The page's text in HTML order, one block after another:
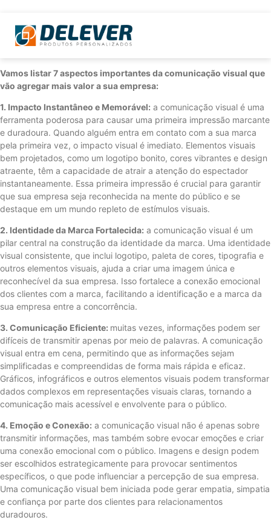
Vamos listar 7 aspectos importantes da comunicação visual que
vão agregar mais valor a sua empresa:
1. Impacto Instantâneo e Memorável: a comunicação visual é uma
ferramenta poderosa para causar uma primeira impressão marcante
e duradoura. Quando alguém entra em contato com a sua marca
pela primeira vez, o impacto visual é imediato. Elementos visuais
bem projetados, como um logotipo bonito, cores vibrantes e design
atraente, têm a capacidade de atrair a atenção do espectador
instantaneamente. Essa primeira impressão é crucial para garantir
que sua empresa seja reconhecida na mente do público e se
destaque em um mundo repleto de estímulos visuais.
2. Identidade da Marca Fortalecida: a comunicação visual é um
pilar central na construção da identidade da marca. Uma identidade
visual consistente, que inclui logotipo, paleta de cores, tipografia e
outros elementos visuais, ajuda a criar uma imagem única e
reconhecível da sua empresa. Isso fortalece a conexão emocional
dos clientes com a marca, facilitando a identificação e a marca da
sua empresa entre a concorrência.
3. Comunicação Eficiente: muitas vezes, informações podem ser
difíceis de transmitir apenas por meio de palavras. A comunicação
visual entra em cena, permitindo que as informações sejam
simplificadas e compreendidas de forma mais rápida e eficaz.
Gráficos, infográficos e outros elementos visuais podem transformar
dados complexos em representações visuais claras, tornando a
comunicação mais acessível e envolvente para o público.
4. Emoção e Conexão: a comunicação visual não é apenas sobre
transmitir informações, mas também sobre evocar emoções e criar
uma conexão emocional com o público. Imagens e design podem
ser escolhidos estrategicamente para provocar sentimentos
específicos, o que pode influenciar a percepção de sua empresa.
Uma comunicação visual bem iniciada pode gerar empatia, simpatia
e confiança por parte dos clientes para relacionamentos
duradouros.